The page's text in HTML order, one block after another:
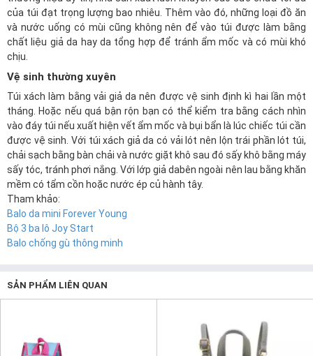
của túi đạt trọng lượng bao nhiêu. Thêm vào đó, những loại đồ ăn
và nước uống có mùi cũng không nên để vào túi được làm bằng
chất liệu giả da hay da tổng hợp để tránh ẩm mốc và có mùi khó
chịu.
Vệ sinh thường xuyên
Túi xách làm bằng vải giả da nên được vệ sinh định kì hai lần một
tháng. Hoặc nếu quá bận rộn bạn có thể kiểm tra bằng cách nhìn
vào đáy túi nếu xuất hiện vết ẩm mốc và bụi bẩn là lúc chiếc túi cần
được vệ sinh. Với túi xách giả da có vải lót nên lộn trái phần lót túi,
chải sạch bằng bàn chải và nước giặt khô sau đó sấy khô bằng máy
sấy tóc, tránh phơi nắng. Với lớp giả dabên ngoài nên lau bằng khăn
mềm có tẩm cồn hoặc nước ép củ hành tây.
Tham khảo:
Balo da mini Forever Young
Bộ 3 ba lô Joy Start
Balo chống gù thông minh
SẢN PHẨM LIÊN QUAN